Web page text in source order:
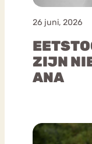
26 juni, 2026
ZIJN
ANA